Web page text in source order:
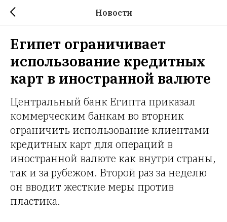
Новости
Египет ограничивает
использование кредитных
карт в иностранной валюте
Центральный банк Египта приказал
коммерческим банкам во вторник
ограничить использование клиентами
кредитных карт для операций в
иностранной валюте как внутри страны,
так и за рубежом. Второй раз за неделю
он вводит жесткие меры против
пластика.